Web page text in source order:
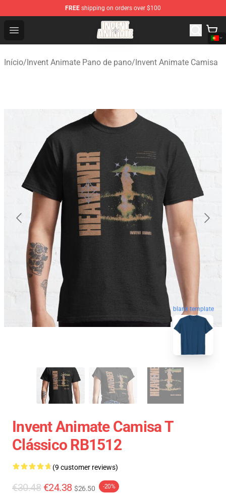
FREE shipping on orders over $100
Open menu
Invent Animate Shop - Official Invent Animate
Início/Invent Animate Pano de pano/Invent Animate Camisa
blank template
Invent Animate Camisa T
Clássico RB1512
(9 customer reviews)
€30.48 €24.38 $26.50 -20%